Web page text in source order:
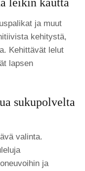
ja muut
kehitystä,
Kehittävät lelut
lapsen
sukupolvelta
valinta.
ja